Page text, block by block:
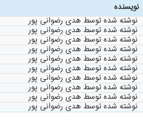
نویسنده
نوشته شده توسط هدی رضوانی پور
نوشته شده توسط هدی رضوانی پور
نوشته شده توسط هدی رضوانی پور
نوشته شده توسط هدی رضوانی پور
نوشته شده توسط هدی رضوانی پور
نوشته شده توسط هدی رضوانی پور
نوشته شده توسط هدی رضوانی پور
نوشته شده توسط هدی رضوانی پور
نوشته شده توسط هدی رضوانی پور
نوشته شده توسط هدی رضوانی پور